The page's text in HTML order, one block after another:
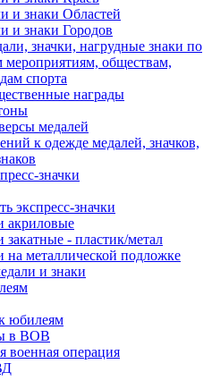
и знаки Областей
и знаки Городов
значки, нагрудные знаки по
обществам,
спорта
награды
медалей
к одежде медалей, значков,
значки
экспресс-значки
акриловые
закатные - пластик/метал
на металлической подложке
и знаки
юбилеям
в ВОВ
военная операция